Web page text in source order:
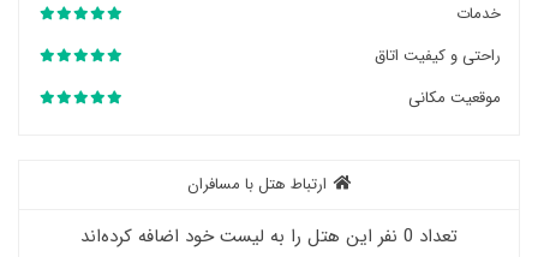
خدمات
راحتی و کیفیت اتاق
موقعیت مکانی
ارتباط هتل با مسافران
تعداد 0 نفر این هتل را به لیست خود اضافه کرده‌اند